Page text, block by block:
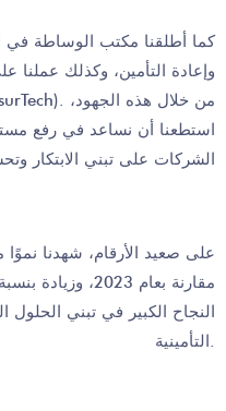
كما أطلقنا مكتب الوساطة في
وإعادة التأمين، وكذلك عملنا
استطعنا أن نساعد في رفع
الشركات على تبني الابتكار
النجاح الكبير في تبني الحلول
التأمينية.